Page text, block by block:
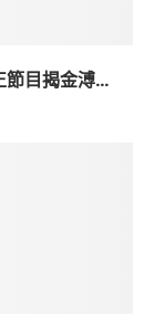
目揭金溥...